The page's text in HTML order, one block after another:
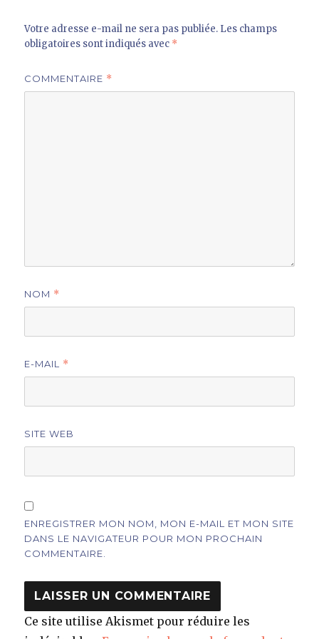
Votre adresse e-mail ne sera pas publiée. Les champs
obligatoires sont indiqués avec *
COMMENTAIRE *
NOM *
E-MAIL *
SITE WEB
ENREGISTRER MON NOM, MON E-MAIL ET MON SITE
DANS LE NAVIGATEUR POUR MON PROCHAIN
COMMENTAIRE.
Ce site utilise Akismet pour réduire les